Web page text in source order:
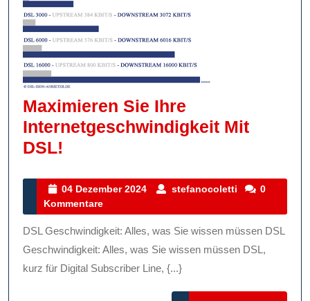
Maximieren Sie Ihre
Internetgeschwindigkeit Mit
DSL!
Ihre
Internetgeschwindigkeit
Mit
DSL!
04 Dezember 2024
04
2024
stefanocoletti stefanocoletti
0
Kommentare
DSL Geschwindigkeit: Alles, was Sie wissen müssen DSL
Geschwindigkeit: Alles, was Sie wissen müssen DSL,
kurz für Digital Subscriber Line, {...}